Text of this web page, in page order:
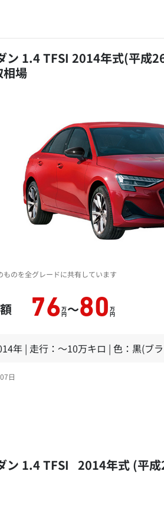
ン 1.4 TFSI 2014年式(平成
場
のを全グレードに共有しています
76万
円～80 万
円
年 | 走行：～10万キロ | 色：黒(ブ
日
ン 1.4 TFSI 2014年式 (平